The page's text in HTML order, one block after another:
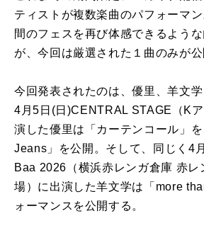
ティストが複数楽曲のパフォーマ
間のフェスを再び体感できるよう
が、今回は厳選された１曲のみが公
今回発表されたのは、優里、羊文学
4月5日(日)CENTRAL STAGE（K
演した優里は「カーテンコール」
Jeans」を公開。そして、同じく4
Baa 2026（横浜赤レンガ倉庫 赤レ
場）に出演した羊文学は「more
ォーマンスを公開する。